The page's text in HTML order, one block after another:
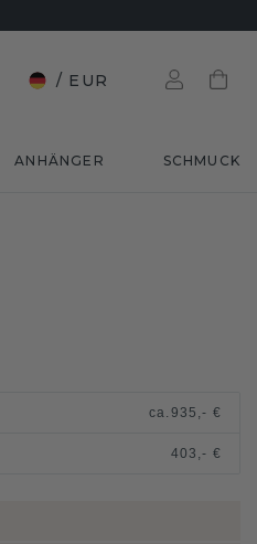
/ EUR
ANHÄNGER SCHMUCK
ca. 935,- €
403,- €